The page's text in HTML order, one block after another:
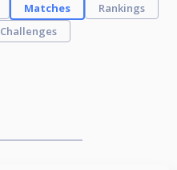
Matches
Rankings
Challenges